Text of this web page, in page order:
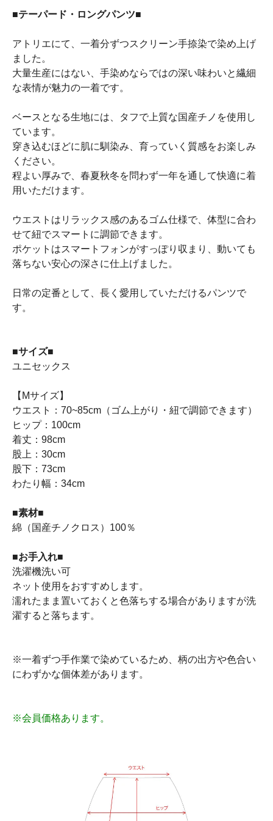
■テーパード・ロングパンツ■
アトリエにて、一着分ずつスクリーン手捺染で染め上げ
ました。
大量生産にはない、手染めならではの深い味わいと繊細
な表情が魅力の一着です。
ベースとなる生地には、タフで上質な国産チノを使用し
ています。
穿き込むほどに肌に馴染み、育っていく質感をお楽しみ
ください。
程よい厚みで、春夏秋冬を問わず一年を通して快適に着
用いただけます。
ウエストはリラックス感のあるゴム仕様で、体型に合わ
せて紐でスマートに調節できます。
ポケットはスマートフォンがすっぽり収まり、動いても
落ちない安心の深さに仕上げました。
日常の定番として、長く愛用していただけるパンツで
す。
■サイズ■
ユニセックス
【Mサイズ】
ウエスト：70~85cm（ゴム上がり・紐で調節できます）
ヒップ：100cm
着丈：98cm
股上：30cm
股下：73cm
わたり幅：34cm
■素材■
綿（国産チノクロス）100％
■お手入れ■
洗濯機洗い可
ネット使用をおすすめします。
濡れたまま置いておくと色落ちする場合がありますが洗
濯すると落ちます。
※一着ずつ手作業で染めているため、柄の出方や色合い
にわずかな個体差があります。
※会員価格あります。